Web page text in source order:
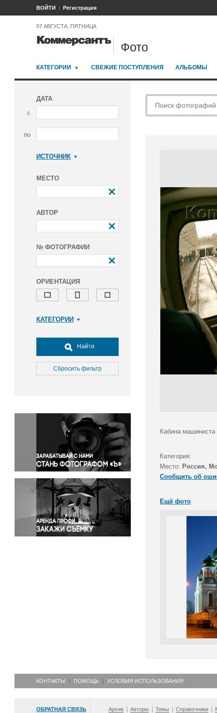
ВОЙТИ Регистрация
07 АВГУСТА, ПЯТНИЦА
Фото
КАТЕГОРИИ СВЕЖИЕ ПОСТУПЛЕНИЯ АЛЬБОМЫ
ДАТА
с
по
ИСТОЧНИК
МЕСТО
АВТОР
№ ФОТОГРАФИИ
ОРИЕНТАЦИЯ
КАТЕГОРИИ
Досуг, туризм и отдых
Культура
Медицина
Окружающая среда
Политика
Правосудие
Происшествия и конфликты
Религия
Светская жизнь
Спорт
Экология
Экономика и бизнес
Найти
Сбросить фильтр
Кабина
Категория:
Место: Россия,
Сообщить об
Ещё фото
КОНТАКТЫ ПОМОЩЬ УСЛОВИЯ ИСПОЛЬЗОВАНИЯ
ОБРАТНАЯ СВЯЗЬ Архив Авторы Темы Справочники